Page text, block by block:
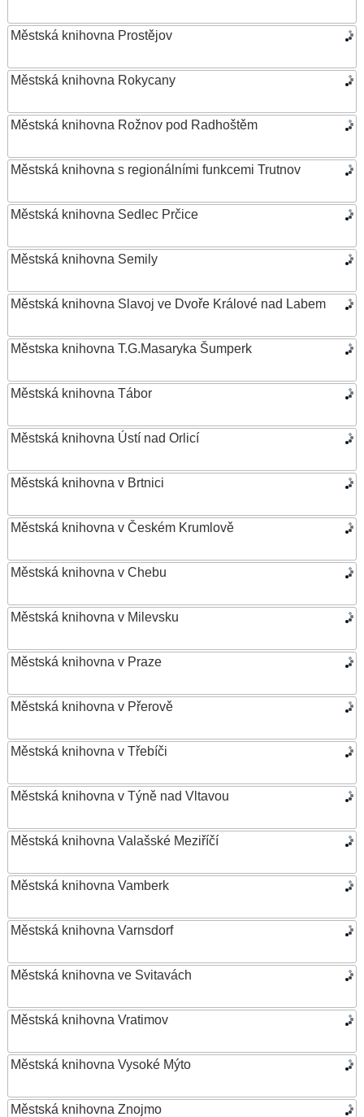
Městská knihovna Prostějov
Městská knihovna Rokycany
Městská knihovna Rožnov pod Radhoštěm
Městská knihovna s regionálními funkcemi Trutnov
Městská knihovna Sedlec Prčice
Městská knihovna Semily
Městská knihovna Slavoj ve Dvoře Králové nad Labem
Městska knihovna T.G.Masaryka Šumperk
Městská knihovna Tábor
Městská knihovna Ústí nad Orlicí
Městská knihovna v Brtnici
Městská knihovna v Českém Krumlově
Městská knihovna v Chebu
Městská knihovna v Milevsku
Městská knihovna v Praze
Městská knihovna v Přerově
Městská knihovna v Třebíči
Městská knihovna v Týně nad Vltavou
Městská knihovna Valašské Meziříčí
Městská knihovna Vamberk
Městská knihovna Varnsdorf
Městská knihovna ve Svitavách
Městská knihovna Vratimov
Městská knihovna Vysoké Mýto
Městská knihovna Znojmo